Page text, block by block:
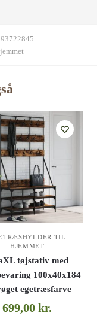
TIL
HJEMMET
tøjstativ med
100x40x184
egetræsfarve
699,00kr.